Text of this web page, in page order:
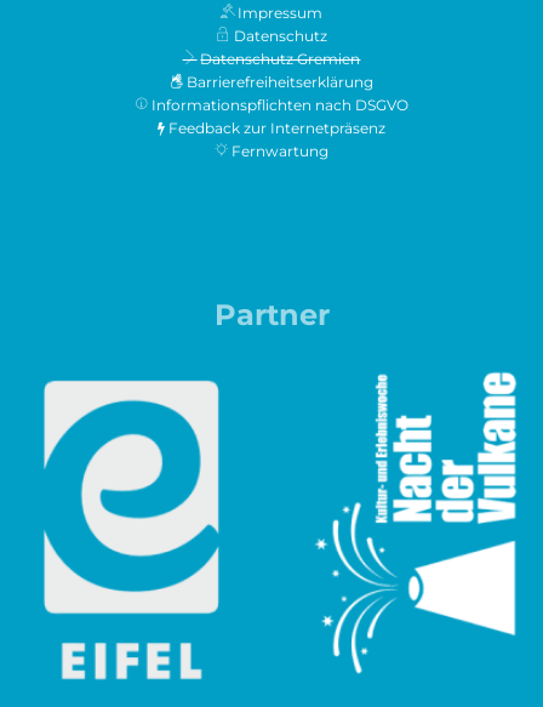
Impressum
Datenschutz
Datenschutz Gremien
Barrierefreiheitserklärung
Informationspflichten nach DSGVO
Feedback zur Internetpräsenz
Fernwartung
Partner